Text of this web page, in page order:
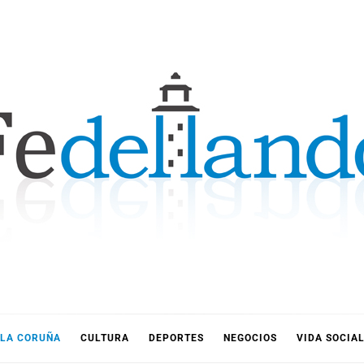
LA CORUÑA CULTURA DEPORTES NEGOCIOS VIDA SOCIAL